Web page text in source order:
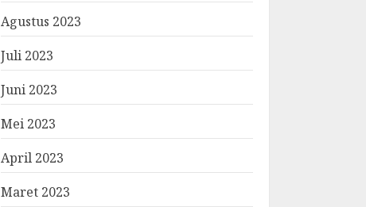
Agustus 2023
Juli 2023
Juni 2023
Mei 2023
April 2023
Maret 2023